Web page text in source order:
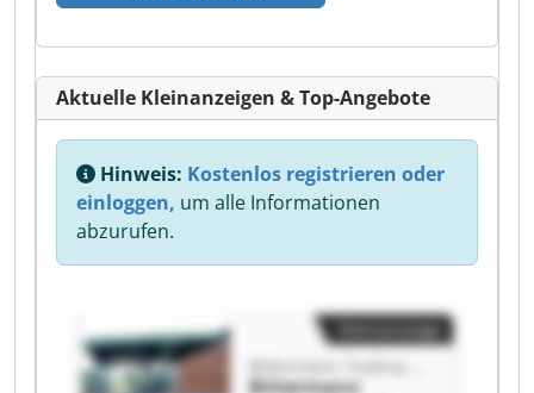
Aktuelle Kleinanzeigen & Top-Angebote
Hinweis: Kostenlos registrieren oder
einloggen, um alle Informationen
abzurufen.
Bittermann